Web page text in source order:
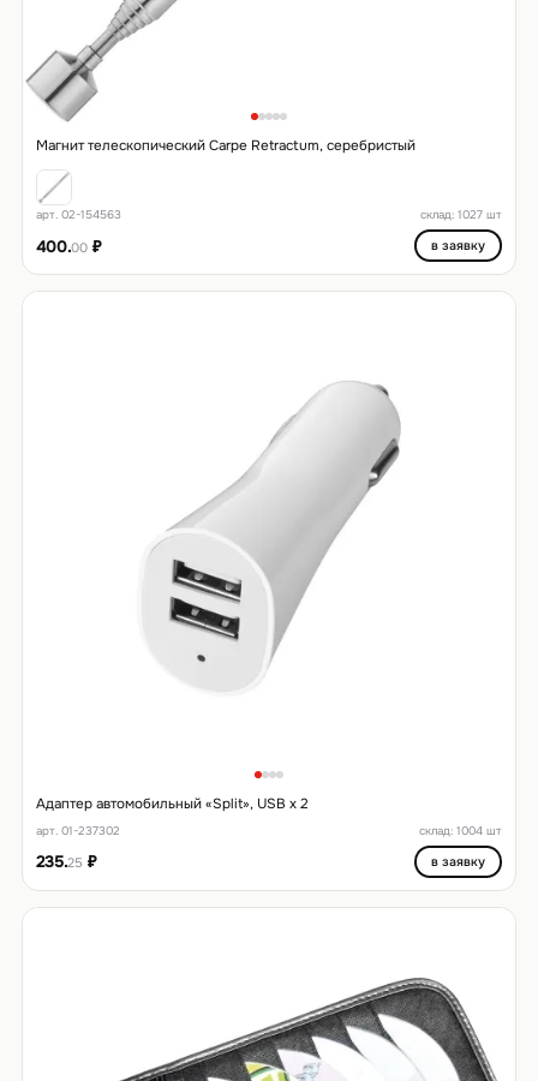
Магнит телескопический Carpe Retractum, серебристый
арт. 02-154563 склад: 1027 шт
400.00₽ в заявку
Адаптер автомобильный «Split», USB x 2
арт. 01-237302 склад: 1004 шт
235.25 ₽ в заявку